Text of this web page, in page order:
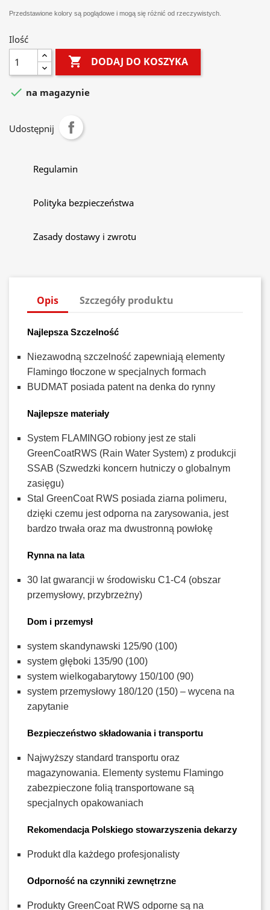
Przedstawione kolory są poglądowe i mogą się różnić od rzeczywistych.
Ilość
 DODAJ DO KOSZYKA
 na magazynie
Udostępnij
Regulamin
Polityka bezpieczeństwa
Zasady dostawy i zwrotu
Opis Szczegóły produktu
Najlepsza Szczelność
Niezawodną szczelność zapewniają elementy
Flamingo tłoczone w specjalnych formach
BUDMAT posiada patent na denka do rynny
Najlepsze materiały
System FLAMINGO robiony jest ze stali
GreenCoatRWS (Rain Water System) z produkcji
SSAB (Szwedzki koncern hutniczy o globalnym
zasięgu)
Stal GreenCoat RWS posiada ziarna polimeru,
dzięki czemu jest odporna na zarysowania, jest
bardzo trwała oraz ma dwustronną powłokę
Rynna na lata
30 lat gwarancji w środowisku C1-C4 (obszar
przemysłowy, przybrzeżny)
Dom i przemysł
system skandynawski 125/90 (100)
system głęboki 135/90 (100)
system wielkogabarytowy 150/100 (90)
system przemysłowy 180/120 (150) – wycena na
zapytanie
Bezpieczeństwo składowania i transportu
Najwyższy standard transportu oraz
magazynowania. Elementy systemu Flamingo
zabezpieczone folią transportowane są
specjalnych opakowaniach
Rekomendacja Polskiego stowarzyszenia dekarzy
Produkt dla każdego profesjonalisty
Odporność na czynniki zewnętrzne
Produkty GreenCoat RWS odporne są na